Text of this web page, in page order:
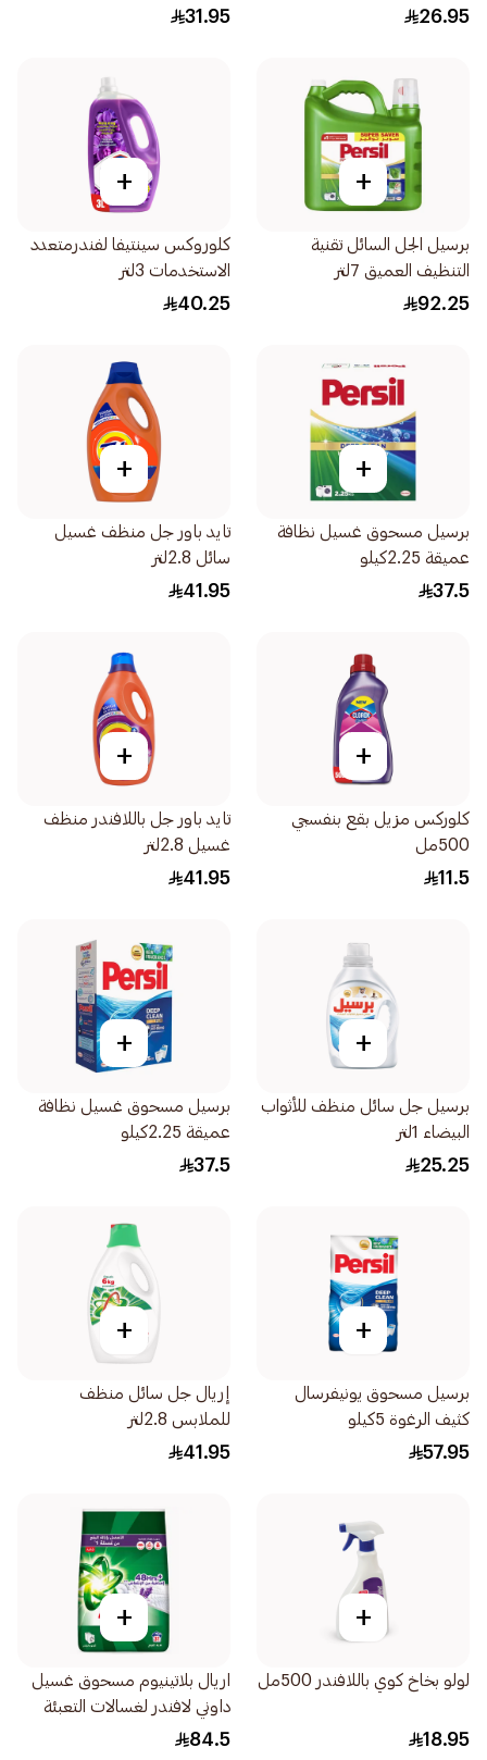
26.95
الأخضر 1.8 ل
31.95
+
برسيل الجل السائل تقنية
التنظيف العميق 7لتر
92.25
+
كلوروكس سينتيفا لفندرمتعدد
الاستخدمات 3لتر
40.25
+
برسيل مسحوق غسيل نظافة
عميقة 2.25كيلو
37.5
+
تايد باور جل منظف غسيل
سائل 2.8لتر
41.95
+
كلوركس مزيل بقع بنفسجي
500مل
11.5
+
تايد باور جل باللافندر منظف
غسيل 2.8لتر
41.95
+
برسيل جل سائل منظف للأثواب
البيضاء 1لتر
25.25
+
برسيل مسحوق غسيل نظافة
عميقة 2.25كيلو
37.5
+
برسيل مسحوق يونيفرسال
كثيف الرغوة 5كيلو
57.95
+
إريال جل سائل منظف
للملابس 2.8لتر
41.95
+
لولو بخاخ كوي باللافندر 500مل
18.95
+
اريال بلاتينيوم مسحوق غسيل
داوني لافندر لغسالات التعبئة
الأمامية 5.5كيلو
84.5